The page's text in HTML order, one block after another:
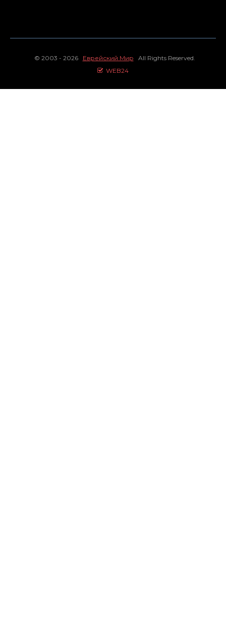
© 2003 - 2026 Еврейский Мир All Rights Reserved.
WEB24